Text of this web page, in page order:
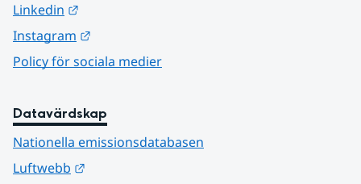
Linkedin
Instagram
Policy för sociala medier
Datavärdskap
Nationella emissionsdatabasen
Luftwebb